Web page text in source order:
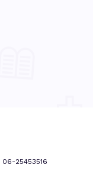
06-25453516